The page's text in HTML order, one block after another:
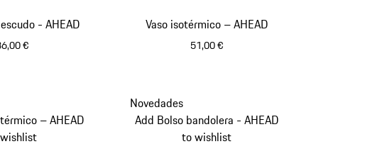
- AHEAD
€
Vaso isotérmico – AHEAD
51,00 €
– AHEAD
Novedades
Add Bolso bandolera - AHEAD
to wishlist